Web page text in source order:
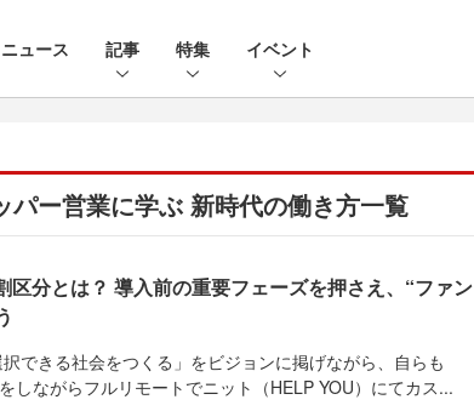
ニュース 記事 特集 イベント
パー営業に学ぶ 新時代の働き方一覧
区分とは？ 導入前の重要フェーズを押さえ、“ファン
択できる社会をつくる」をビジョンに掲げながら、自らも
しながらフルリモートでニット（HELP YOU）にてカス...